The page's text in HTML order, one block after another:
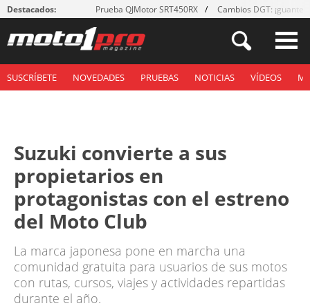
Destacados: Prueba QJMotor SRT450RX Cambios DGT: ¡guantes!
SUSCRÍBETE NOVEDADES PRUEBAS NOTICIAS VÍDEOS
Suzuki convierte a sus
propietarios en
protagonistas con el estreno
del Moto Club
La marca japonesa pone en marcha una
comunidad gratuita para usuarios de sus motos
con rutas, cursos, viajes y actividades repartidas
durante el año.